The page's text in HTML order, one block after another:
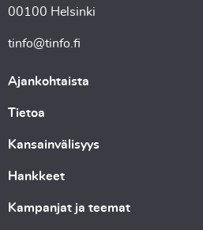
00100 Helsinki
tinfo@tinfo.fi
Ajankohtaista
Tietoa
Kansainvälisyys
Hankkeet
Kampanjat ja teemat